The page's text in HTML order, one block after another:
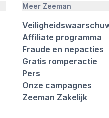
Meer Zeeman
Affiliate programma
Fraude en nepacties
Gratis romperactie
Pers
Onze campagnes
Zeeman Zakelijk